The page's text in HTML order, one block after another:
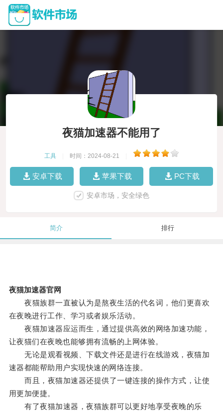
夜猫加速器不能用了
工具 时间：2024-08-21
安卓下载 苹果下载 PC下载
安卓市场，安全绿色
简介 排行
夜猫加速器官网
夜猫族群一直被认为是熬夜生活的代名词，他们更喜欢
在夜晚进行工作、学习或者娱乐活动。
夜猫加速器应运而生，通过提供高效的网络加速功能，
让夜猫们在夜晚也能够拥有流畅的上网体验。
无论是观看视频、下载文件还是进行在线游戏，夜猫加
速器都能帮助用户实现快速的网络连接。
而且，夜猫加速器还提供了一键连接的操作方式，让使
用更加便捷。
有了夜猫加速器，夜猫族群可以更好地享受夜晚的乐